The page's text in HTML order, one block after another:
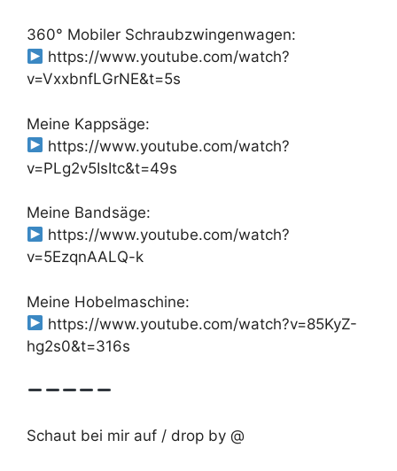
360° Mobiler Schraubzwingenwagen:
https://www.youtube.com/watch?
v=VxxbnfLGrNE&t=5s
Meine Kappsäge:
https://www.youtube.com/watch?
v=PLg2v5IsItc&t=49s
Meine Bandsäge:
https://www.youtube.com/watch?
v=5EzqnAALQ-k
Meine Hobelmaschine:
https://www.youtube.com/watch?v=85KyZ-
hg2s0&t=316s
Schaut bei mir auf / drop by @